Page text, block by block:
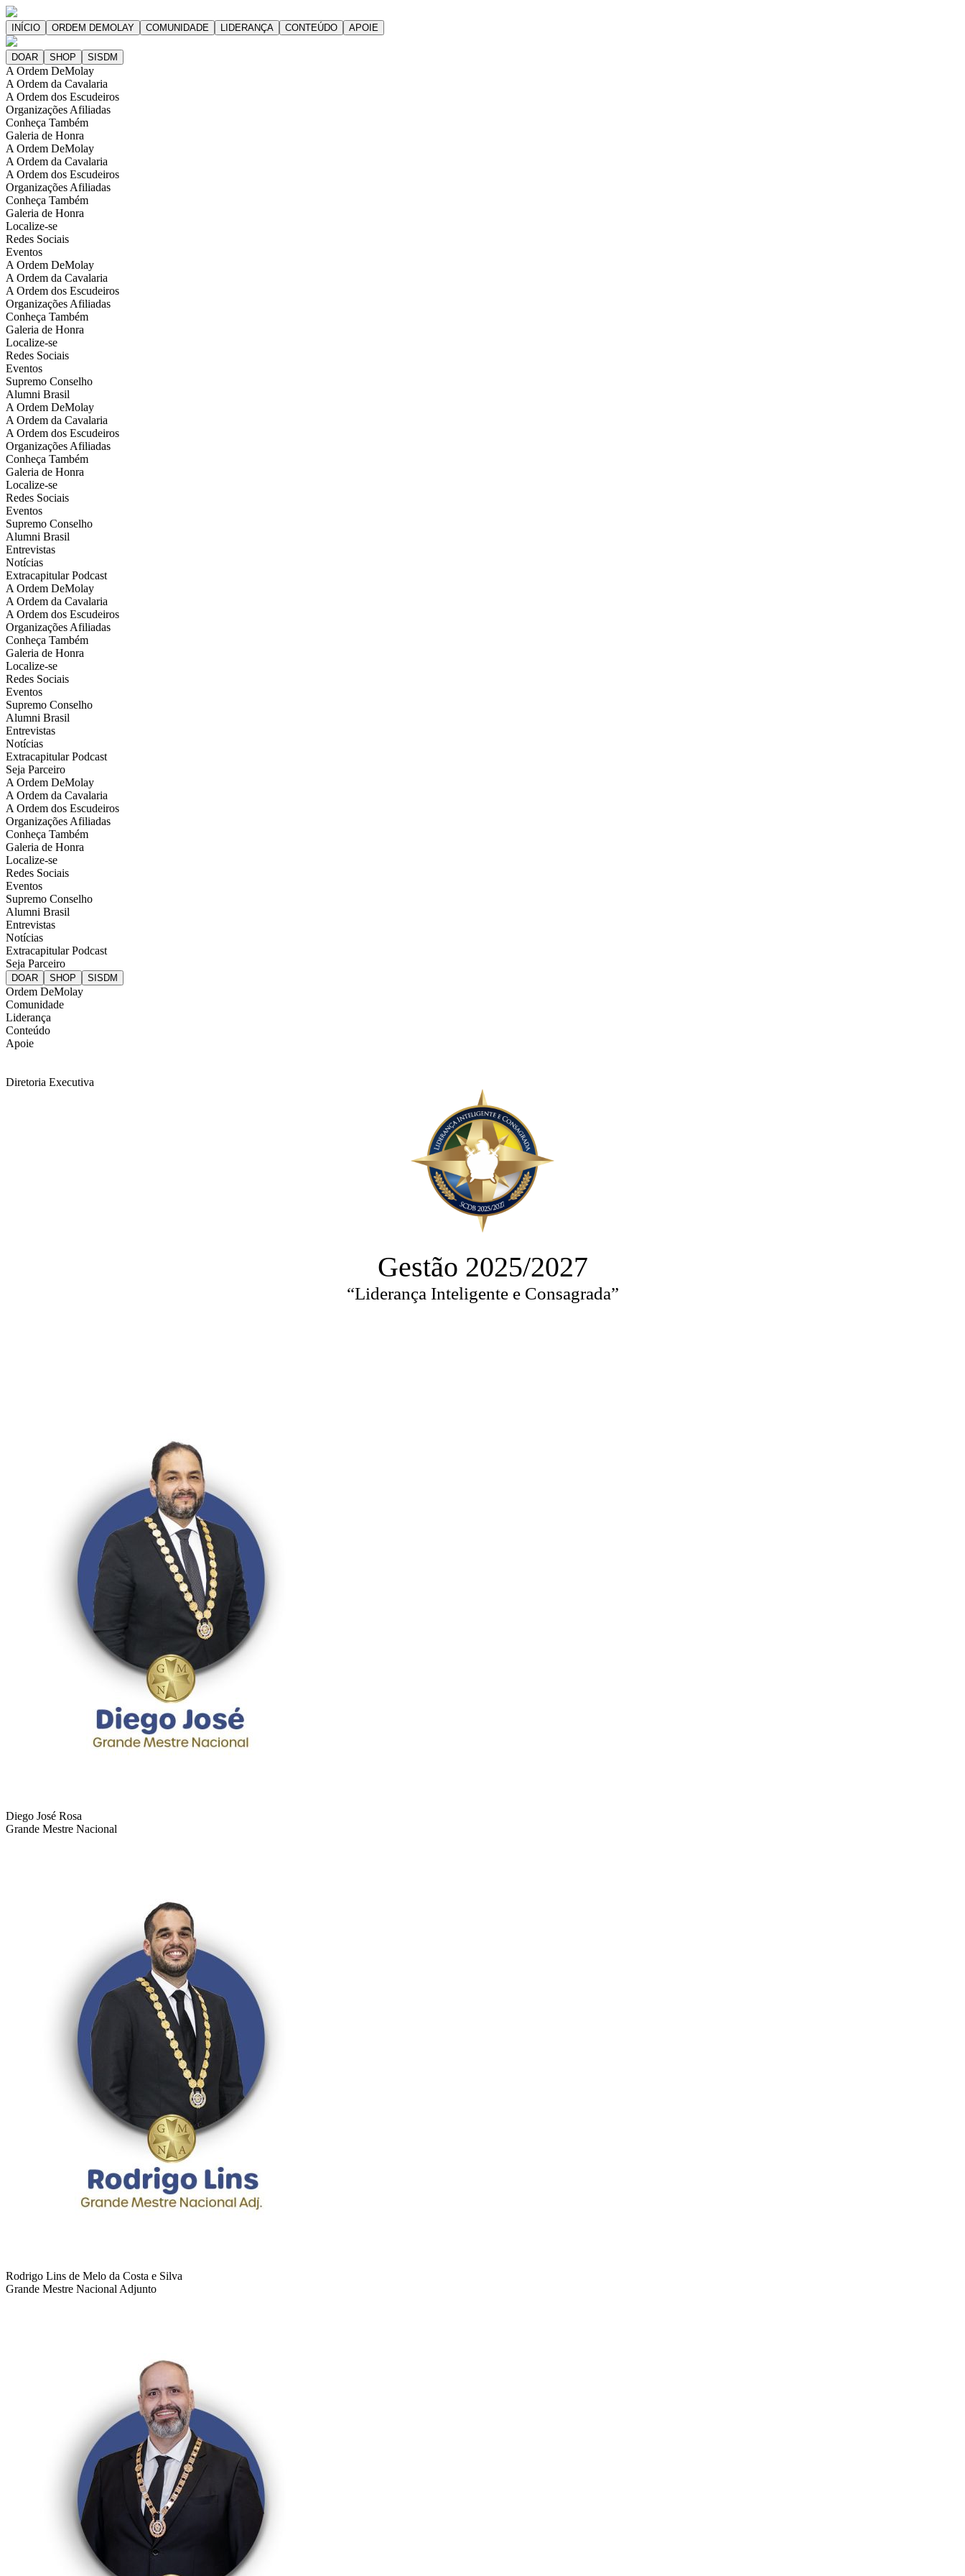
A Ordem DeMolay
A Ordem da Cavalaria
A Ordem dos Escudeiros
Organizações Afiliadas
Conheça Também
Galeria de Honra
A Ordem DeMolay
A Ordem da Cavalaria
A Ordem dos Escudeiros
Organizações Afiliadas
Conheça Também
Galeria de Honra
Localize-se
Redes Sociais
Eventos
A Ordem DeMolay
A Ordem da Cavalaria
A Ordem dos Escudeiros
Organizações Afiliadas
Conheça Também
Galeria de Honra
Localize-se
Redes Sociais
Eventos
Supremo Conselho
Alumni Brasil
A Ordem DeMolay
A Ordem da Cavalaria
A Ordem dos Escudeiros
Organizações Afiliadas
Conheça Também
Galeria de Honra
Localize-se
Redes Sociais
Eventos
Supremo Conselho
Alumni Brasil
Entrevistas
Notícias
Extracapitular Podcast
A Ordem DeMolay
A Ordem da Cavalaria
A Ordem dos Escudeiros
Organizações Afiliadas
Conheça Também
Galeria de Honra
Localize-se
Redes Sociais
Eventos
Supremo Conselho
Alumni Brasil
Entrevistas
Notícias
Extracapitular Podcast
Seja Parceiro
A Ordem DeMolay
A Ordem da Cavalaria
A Ordem dos Escudeiros
Organizações Afiliadas
Conheça Também
Galeria de Honra
Localize-se
Redes Sociais
Eventos
Supremo Conselho
Alumni Brasil
Entrevistas
Notícias
Extracapitular Podcast
Seja Parceiro
Ordem DeMolay
Comunidade
Liderança
Conteúdo
Apoie
Diretoria Executiva
Gestão 2025/2027
“Liderança Inteligente e Consagrada”
Diego José Rosa
Grande Mestre Nacional
Rodrigo Lins de Melo da Costa e Silva
Grande Mestre Nacional Adjunto